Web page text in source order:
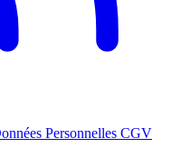
Personnelles CGV